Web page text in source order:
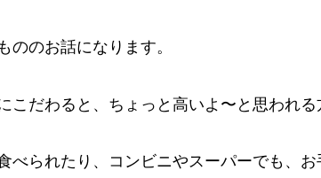
ののお話になります。
こだわると、ちょっと高いよ〜と思われる
べられたり、コンビニやスーパーでも、